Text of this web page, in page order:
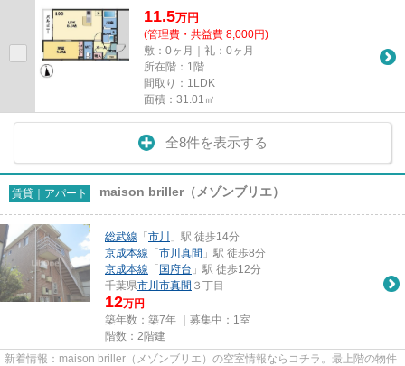
11.5万円
(管理費・共益費 8,000円)
敷：0ヶ月｜礼：0ヶ月
所在階：1階
間取り：1LDK
面積：31.01㎡
全8件を表示する
賃貸｜アパート maison briller（メゾンブリエ）
総武線 「 市川
」駅 徒歩14分
京成本線 「 市川真間 」駅 徒歩8分
京成本線 「 国府台 」駅 徒歩12分
千葉県市川市真間 ３丁目
12万円
築年数：築7年 ｜募集中： 1室
階数：2階建
新着情報：maison briller（メゾンブリエ）の空室情報ならコチラ。最上階の物件